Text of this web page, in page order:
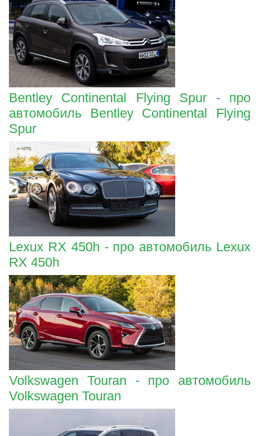
Bentley Continental Flying Spur - про
автомобиль Bentley Continental Flying
Spur
Lexux RX 450h - про автомобиль Lexux
RX 450h
Volkswagen Touran - про автомобиль
Volkswagen Touran